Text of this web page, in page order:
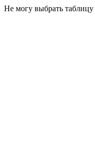
Не могу выбрать таблицу